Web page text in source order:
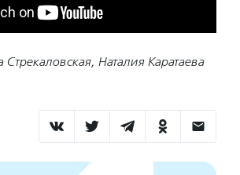
Наталия Каратаева